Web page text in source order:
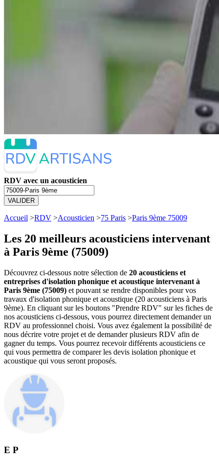
RDV avec un acousticien
VALIDER
Accueil >RDV >Acousticien >75 Paris >Paris 9ème 75009
Les 20 meilleurs acousticiens intervenant
à Paris 9ème (75009)
Découvrez ci-dessous notre sélection de 20 acousticiens et
entreprises d'isolation phonique et acoustique intervenant à
Paris 9ème (75009) et pouvant se rendre disponibles pour vos
travaux d'isolation phonique et acoustique (20 acousticiens à Paris
9ème). En cliquant sur les boutons "Prendre RDV" sur les fiches de
nos acousticiens ci-dessous, vous pourrez directement demander un
RDV au professionnel choisi. Vous avez également la possibilité de
nous décrire votre projet et de demander plusieurs RDV afin de
gagner du temps. Vous pourrez recevoir différents acousticiens ce
qui vous permettra de comparer les devis isolation phonique et
acoustique qui vous seront proposés.
E P